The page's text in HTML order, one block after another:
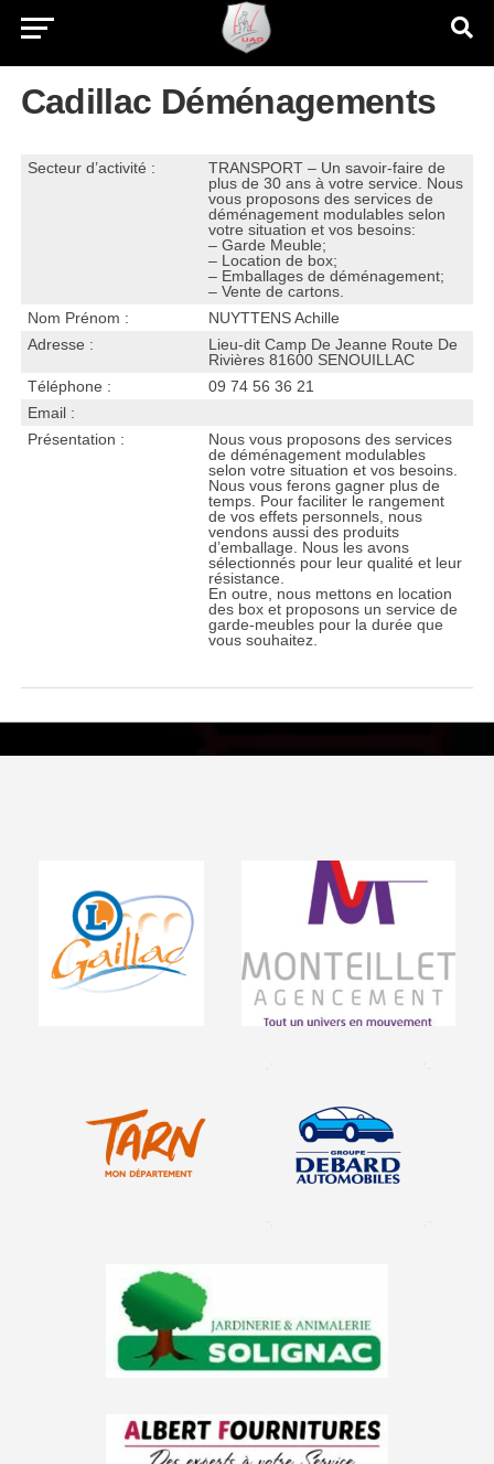
Cadillac Déménagements
Secteur d’activité :
TRANSPORT – Un savoir-faire de
plus de 30 ans à votre service. Nous
vous proposons des services de
déménagement modulables selon
votre situation et vos besoins:
– Garde Meuble;
– Location de box;
– Emballages de déménagement;
– Vente de cartons.
Nom Prénom :
NUYTTENS Achille
Adresse :
Lieu-dit Camp De Jeanne Route De
Rivières 81600 SENOUILLAC
Téléphone :
09 74 56 36 21
Email :
Présentation :
Nous vous proposons des services
de déménagement modulables
selon votre situation et vos besoins.
Nous vous ferons gagner plus de
temps. Pour faciliter le rangement
de vos effets personnels, nous
vendons aussi des produits
d’emballage. Nous les avons
sélectionnés pour leur qualité et leur
résistance.
En outre, nous mettons en location
des box et proposons un service de
garde-meubles pour la durée que
vous souhaitez.